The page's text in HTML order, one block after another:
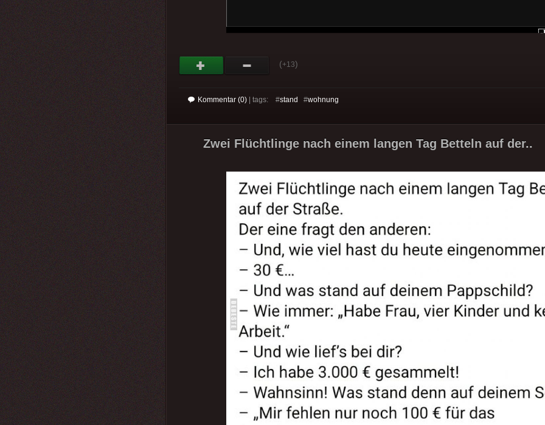
(+13)
Kommentar (0) | tags: #stand #wohnung
Zwei Flüchtlinge nach einem langen Tag Betteln auf der..